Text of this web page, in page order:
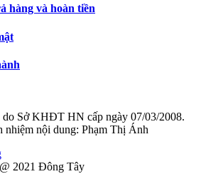
hàng và hoàn tiền
Sở KHĐT HN cấp ngày 07/03/2008.
nhiệm nội dung: Phạm Thị Ánh
2021 Đông Tây